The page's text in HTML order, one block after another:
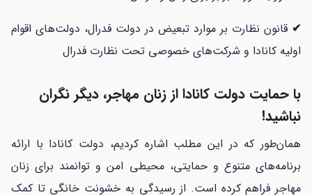
✔ قانون نظارت بر موارد تبعیض در دولت فدرال، دولت‌های اقوام
اولیه کانادا و شرکت‌های خصوصی تحت نظارت فدرال
با حمایت دولت کانادا از زنان مهاجر، دیگر نگران
نباشید!
همان‌طور که در این مطلب اشاره کردیم، دولت کانادا با ارائه
برنامه‌های متنوع و حمایتی، محیطی امن و توانمند برای زنان
مهاجر فراهم کرده است. از رسیدگی به خشونت خانگی تا کمک